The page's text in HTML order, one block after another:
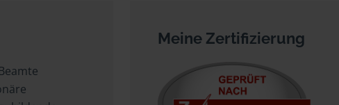
Meine Zertifizierung